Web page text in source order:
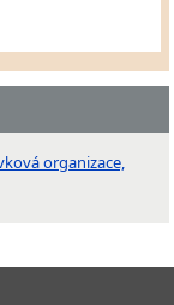
organizace,